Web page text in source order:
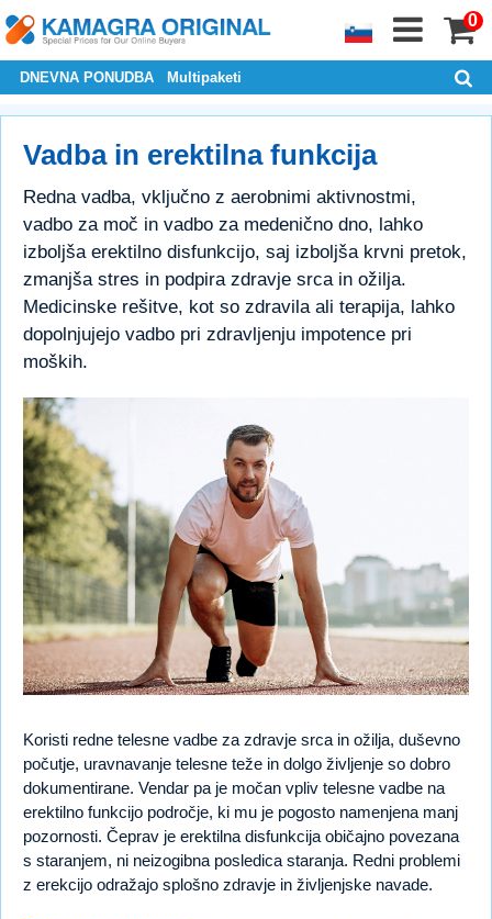
0
DNEVNA PONUDBA Multipaketi
Vadba in erektilna funkcija
Redna vadba, vključno z aerobnimi aktivnostmi,
vadbo za moč in vadbo za medenično dno, lahko
izboljša erektilno disfunkcijo, saj izboljša krvni pretok,
zmanjša stres in podpira zdravje srca in ožilja.
Medicinske rešitve, kot so zdravila ali terapija, lahko
dopolnjujejo vadbo pri zdravljenju impotence pri
moških.
Koristi redne telesne vadbe za zdravje srca in ožilja, duševno
počutje, uravnavanje telesne teže in dolgo življenje so dobro
dokumentirane. Vendar pa je močan vpliv telesne vadbe na
erektilno funkcijo področje, ki mu je pogosto namenjena manj
pozornosti. Čeprav je erektilna disfunkcija običajno povezana
s staranjem, ni neizogibna posledica staranja. Redni problemi
z erekcijo odražajo splošno zdravje in življenjske navade.